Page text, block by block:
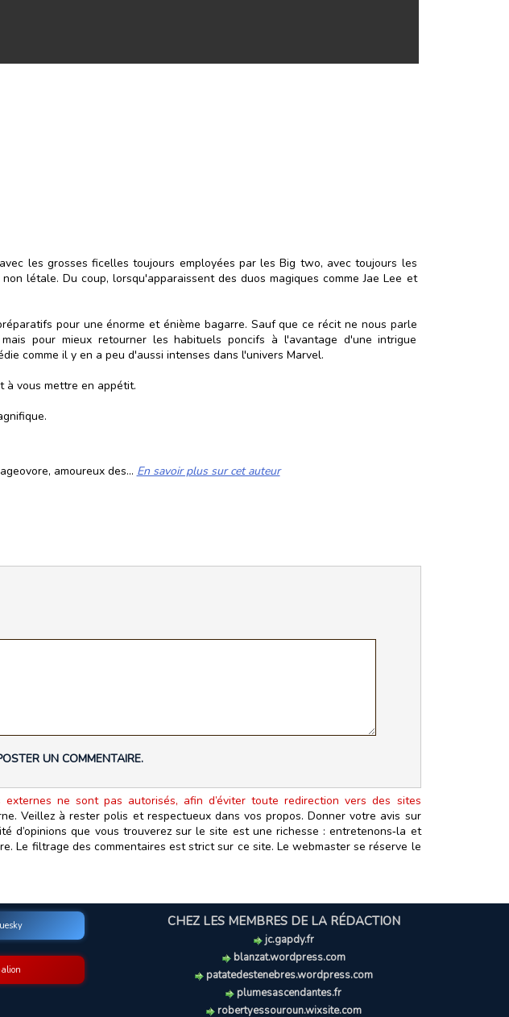
les grosses ficelles toujours employées par les Big two, avec toujours les
létale. Du coup, lorsqu'apparaissent des duos magiques comme Jae Lee et
pour une énorme et énième bagarre. Sauf que ce récit ne nous parle
pour mieux retourner les habituels poncifs à l'avantage d'une intrigue
comme il y en a peu d'aussi intenses dans l'univers Marvel.
à vous mettre en appétit.
amoureux des... En savoir plus sur cet auteur
UN COMMENTAIRE.
externes ne sont pas autorisés, afin d’éviter toute redirection vers des sites
Veillez à rester polis et respectueux dans vos propos. Donner votre avis sur
d’opinions que vous trouverez sur le site est une richesse : entretenons‑la et
Le filtrage des commentaires est strict sur ce site. Le webmaster se réserve le
CHEZ LES MEMBRES DE LA RÉDACTION
jc.gapdy.fr
blanzat.wordpress.com
patatedestenebres.wordpress.com
plumesascendantes.fr
robertyessouroun.wixsite.com